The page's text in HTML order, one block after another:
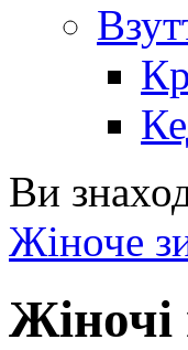
Ви
Жіноче
Жіночі